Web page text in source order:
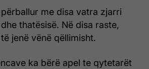
me disa vatra zjarri
thatësisë. Në disa raste,
jenë vënë qëllimisht.
ka bërë apel te qytetarët